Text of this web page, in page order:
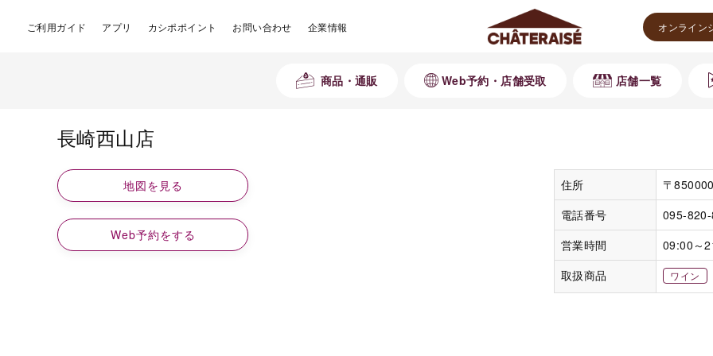
ご利用ガイド アプリ カシポポイント お問い合わせ 企業情報 オンライン
商品・通販 Web予約・店舗受取 店舗一覧
長崎西山店
住所
〒
電話番号
095-
営業時間
09:00～
取扱商品
ワイン
地図を見る
Web予約をする